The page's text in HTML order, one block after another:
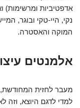
אדפטיביות ומרשימות)
נקי, היי-טקי ובוגר,
המוקה והאסטרה.
אלמנטים
מעבר לחזית המחודשת,
למדי לדגם היוצא, וזה